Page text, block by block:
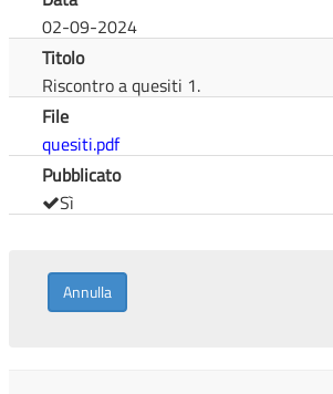
02-09-2024
Titolo
Riscontro a quesiti 1.
File
quesiti.pdf
Pubblicato
Sì
Annulla